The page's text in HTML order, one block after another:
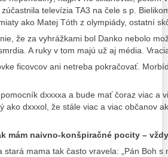
televízia TA3 na čele s p.
ako Matej Tóth z olympiády, ostatní
že za vyhrážkami bol Danko nebolo
A ruky v tom majú už aj média.
ficovcov ani netreba pokračovať.
dxxxxa a bude mať čoraz viac a
ako dxxxol, že stále viac a viac občanov
mám naivno-konšpiračné pocity –
stará mama tak často vravela: „Pán Boh s